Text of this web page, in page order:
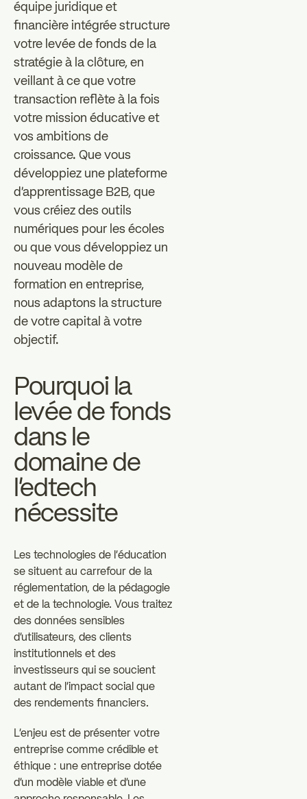
équipe juridique et
financière intégrée structure
votre levée de fonds de la
stratégie à la clôture, en
veillant à ce que votre
transaction reflète à la fois
votre mission éducative et
vos ambitions de
croissance. Que vous
développiez une plateforme
d'apprentissage B2B, que
vous créiez des outils
numériques pour les écoles
ou que vous développiez un
nouveau modèle de
formation en entreprise,
nous adaptons la structure
de votre capital à votre
objectif.
Pourquoi la
levée de fonds
dans le
domaine de
l'edtech
nécessite
Les technologies de l'éducation
se situent au carrefour de la
réglementation, de la pédagogie
et de la technologie. Vous traitez
des données sensibles
d'utilisateurs, des clients
institutionnels et des
investisseurs qui se soucient
autant de l'impact social que
des rendements financiers.
L'enjeu est de présenter votre
entreprise comme crédible et
éthique : une entreprise dotée
d'un modèle viable et d'une